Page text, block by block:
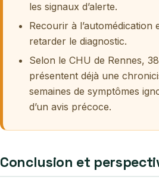
les signaux d’alerte.
Recourir à l’automédication
retarder le diagnostic.
Selon le CHU de Rennes,
présentent déjà une
semaines de symptômes
d’un avis précoce.
Conclusion et